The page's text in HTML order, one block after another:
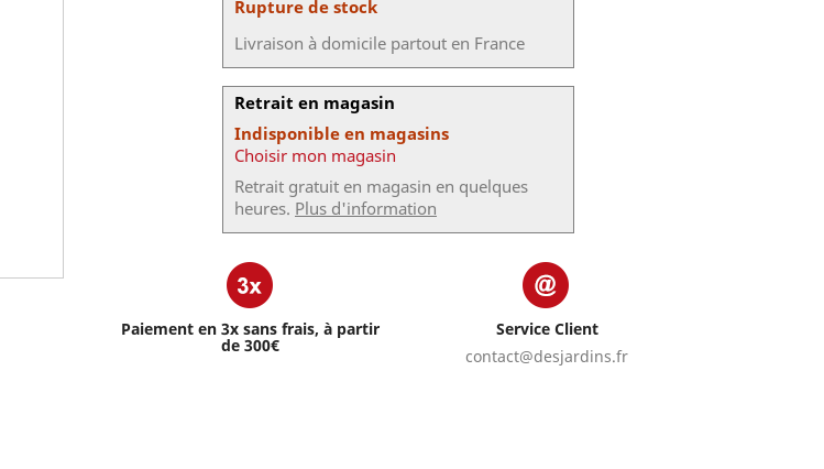
Rupture de stock
Livraison à domicile partout en France
Retrait en magasin
Indisponible en magasins
Choisir mon magasin
Retrait gratuit en magasin en quelques
heures. Plus d'information
Paiement en 3x sans frais, à partir
de 300€
Service Client
contact@desjardins.fr